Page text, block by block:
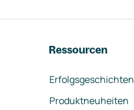
Ressourcen
Erfolgsgeschichten
Produktneuheiten